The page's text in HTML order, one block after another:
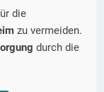
die
zu vermeiden.
durch die